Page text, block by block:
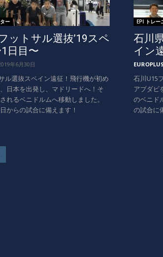
へ
ー
ットサル選抜’19スペ
日目〜
年6月30日
ル選抜スペイン遠征！飛行機が初め
日本を出発し、マドリードへ！そ
れるベニドルムへ移動しました。
からの試合に備えます！
EPI トレー
石川
イン
石川U15
アブダビ
のベニド
の試合に